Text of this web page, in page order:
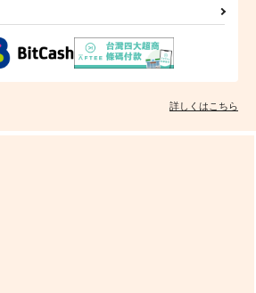
詳しくはこちら